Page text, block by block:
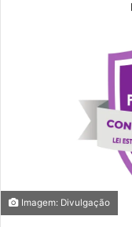
Imagem: Divulgação